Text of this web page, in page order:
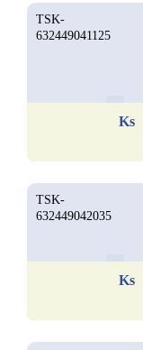
TSK-
632449041125
Ks
TSK-
632449042035
Ks